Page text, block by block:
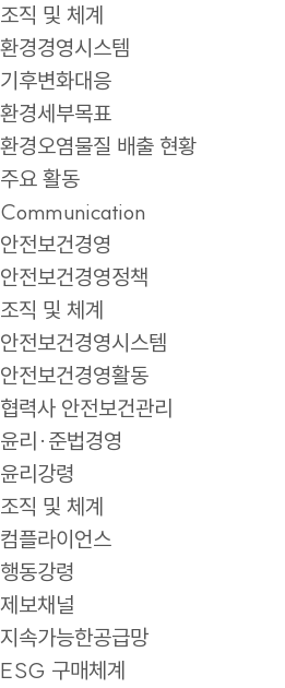
조직 및 체계
환경경영시스템
기후변화대응
환경세부목표
환경오염물질 배출 현황
주요 활동
Communication
안전보건경영
안전보건경영정책
조직 및 체계
안전보건경영시스템
안전보건경영활동
협력사 안전보건관리
윤리·준법경영
윤리강령
조직 및 체계
컴플라이언스
행동강령
제보채널
지속가능한공급망
ESG 구매체계